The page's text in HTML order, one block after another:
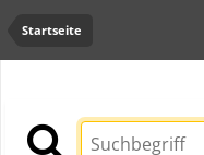
Startseite